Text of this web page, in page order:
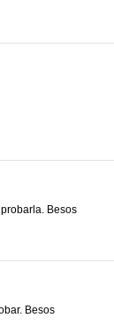
Besos
Besos